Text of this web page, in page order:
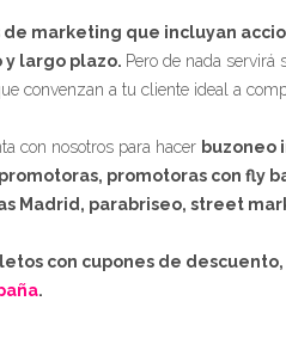
marketing que incluyan
largo plazo. Pero de nada servirá
convenzan a tu cliente ideal a
con nosotros para hacer buzoneo
promotoras con fly
Madrid, parabriseo, street
con cupones de
.